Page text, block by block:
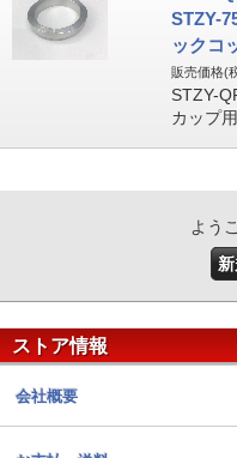
STZY-
ックコ
販売価格(
STZY-
カップ用
よう
ストア情報
会社概要